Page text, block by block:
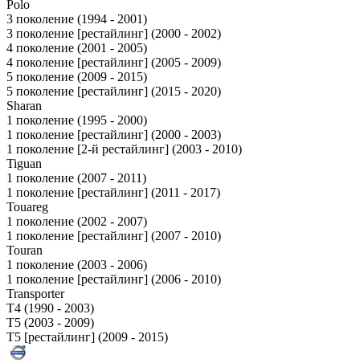
Polo
3 поколение (1994 - 2001)
3 поколение [рестайлинг] (2000 - 2002)
4 поколение (2001 - 2005)
4 поколение [рестайлинг] (2005 - 2009)
5 поколение (2009 - 2015)
5 поколение [рестайлинг] (2015 - 2020)
Sharan
1 поколение (1995 - 2000)
1 поколение [рестайлинг] (2000 - 2003)
1 поколение [2-й рестайлинг] (2003 - 2010)
Tiguan
1 поколение (2007 - 2011)
1 поколение [рестайлинг] (2011 - 2017)
Touareg
1 поколение (2002 - 2007)
1 поколение [рестайлинг] (2007 - 2010)
Touran
1 поколение (2003 - 2006)
1 поколение [рестайлинг] (2006 - 2010)
Transporter
T4 (1990 - 2003)
T5 (2003 - 2009)
T5 [рестайлинг] (2009 - 2015)